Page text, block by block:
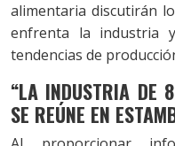
alimentaria discutirán
enfrenta la industria
tendencias de
“LA INDUSTRIA DE
SE REÚNE EN